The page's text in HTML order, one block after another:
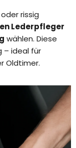
rissig
Lederpfleger
wählen. Diese
– ideal für
Oldtimer.